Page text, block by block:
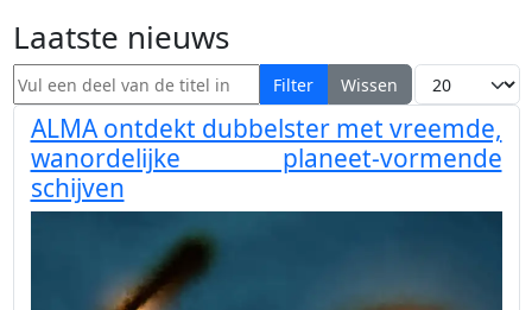
Laatste nieuws
Vul een deel van de titel in Filter Wissen Toon #
ALMA ontdekt dubbelster met vreemde,
wanordelijke planeet-vormende
schijven